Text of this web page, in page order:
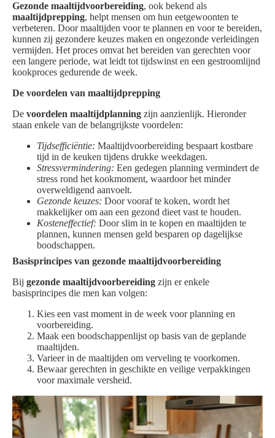
Gezonde maaltijdvoorbereiding, ook bekend als
maaltijdprepping, helpt mensen om hun eetgewoonten te
verbeteren. Door maaltijden voor te plannen en voor te bereiden,
kunnen zij gezondere keuzes maken en ongezonde verleidingen
vermijden. Het proces omvat het bereiden van gerechten voor
een langere periode, wat leidt tot tijdswinst en een gestroomlijnd
kookproces gedurende de week.
De voordelen van maaltijdprepping
De voordelen maaltijdplanning zijn aanzienlijk. Hieronder
staan enkele van de belangrijkste voordelen:
Tijdsefficiëntie: Maaltijdvoorbereiding bespaart kostbare
tijd in de keuken tijdens drukke weekdagen.
Stressvermindering: Een gedegen planning vermindert de
stress rond het kookmoment, waardoor het minder
overweldigend aanvoelt.
Gezonde keuzes: Door vooraf te koken, wordt het
makkelijker om aan een gezond dieet vast te houden.
Kosteneffectief: Door slim in te kopen en maaltijden te
plannen, kunnen mensen geld besparen op dagelijkse
boodschappen.
Basisprincipes van gezonde maaltijdvoorbereiding
Bij gezonde maaltijdvoorbereiding zijn er enkele
basisprincipes die men kan volgen:
Kies een vast moment in de week voor planning en
voorbereiding.
Maak een boodschappenlijst op basis van de geplande
maaltijden.
Varieer in de maaltijden om verveling te voorkomen.
Bewaar gerechten in geschikte en veilige verpakkingen
voor maximale versheid.